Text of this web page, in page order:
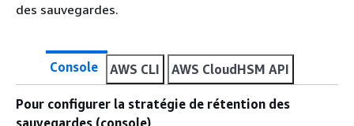
des sauvegardes.
Console AWS CLI AWS CloudHSM API
Pour configurer la stratégie de rétention des
sauvegardes (console)